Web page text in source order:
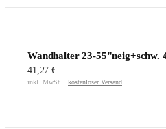
Wandhalter 23-55"neig+schw.
41,27 €
inkl. MwSt. · kostenloser Versand